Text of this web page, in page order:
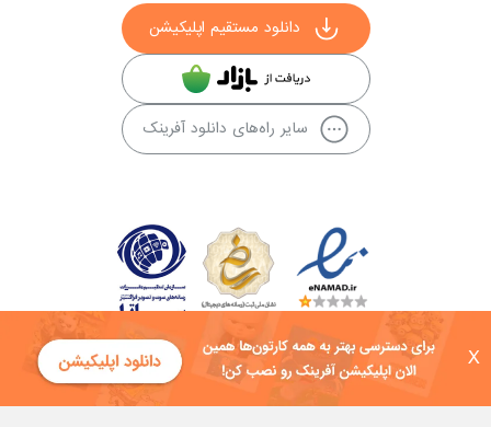
X
دانلود مستقیم اپلیکیشن
سایر راه‌های دانلود آفرینک
کلیه حقوق این سایت به شرکت توسعه فناوی هفت آسمان توکان تعلق دارد و